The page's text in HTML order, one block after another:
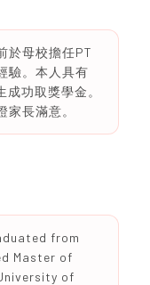
於母校擔任PT
驗。本人具有
功取獎學金。
長滿意。
from
Master of
of